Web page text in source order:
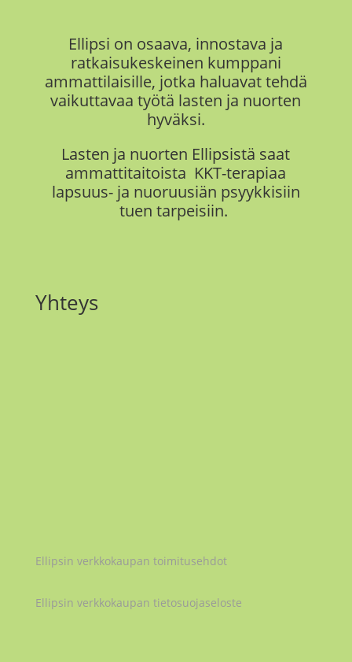
Ellipsi on osaava, innostava ja
ratkaisukeskeinen kumppani
ammattilaisille, jotka haluavat tehdä
vaikuttavaa työtä lasten ja nuorten
hyväksi.
Lasten ja nuorten Ellipsistä saat
ammattitaitoista KKT-terapiaa
lapsuus- ja nuoruusiän psyykkisiin
tuen tarpeisiin.
Yhteys
Ellipsin verkkokaupan toimitusehdot
Ellipsin verkkokaupan tietosuojaseloste